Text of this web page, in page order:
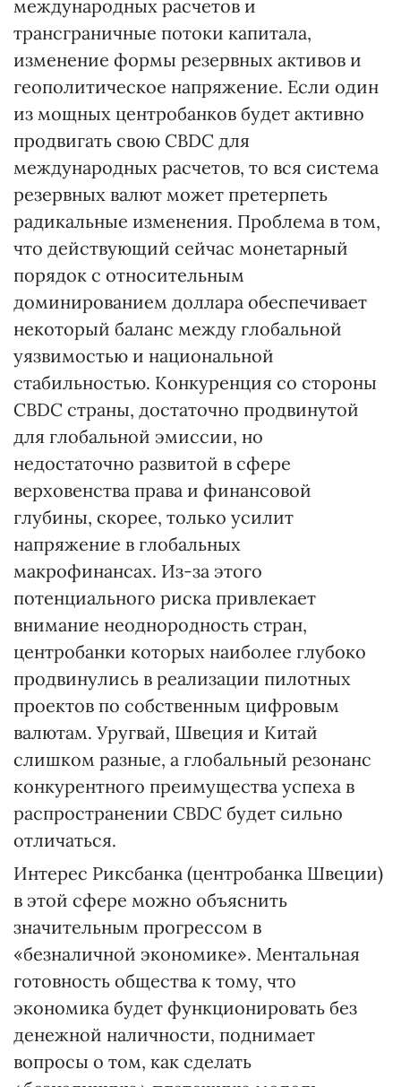
международных расчетов и
трансграничные потоки капитала,
изменение формы резервных активов и
геополитическое напряжение. Если один
из мощных центробанков будет активно
продвигать свою CBDC для
международных расчетов, то вся система
резервных валют может претерпеть
радикальные изменения. Проблема в том,
что действующий сейчас монетарный
порядок с относительным
доминированием доллара обеспечивает
некоторый баланс между глобальной
уязвимостью и национальной
стабильностью. Конкуренция со стороны
CBDC страны, достаточно продвинутой
для глобальной эмиссии, но
недостаточно развитой в сфере
верховенства права и финансовой
глубины, скорее, только усилит
напряжение в глобальных
макрофинансах. Из-за этого
потенциального риска привлекает
внимание неоднородность стран,
центробанки которых наиболее глубоко
продвинулись в реализации пилотных
проектов по собственным цифровым
валютам. Уругвай, Швеция и Китай
слишком разные, а глобальный резонанс
конкурентного преимущества успеха в
распространении CBDC будет сильно
отличаться.
Интерес Риксбанка (центробанка Швеции)
в этой сфере можно объяснить
значительным прогрессом в
«безналичной экономике». Ментальная
готовность общества к тому, что
экономика будет функционировать без
денежной наличности, поднимает
вопросы о том, как сделать